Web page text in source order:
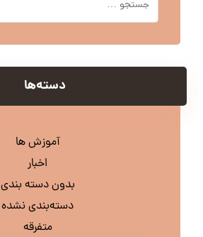
دسته‌ها
آموزش ها
اخبار
بدون دسته بندی
دسته‌بندی نشده
متفرقه